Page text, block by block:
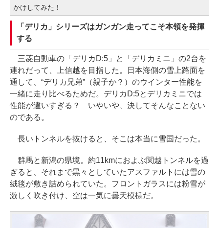
かけしてみた！
「デリカ」シリーズはガンガン走ってこそ本領を発揮
する
三菱自動車の「デリカD:5」と「デリカミニ」の2台を
連れだって、上信越を目指した。日本海側の雪上路面を
通して、“デリカ兄弟”（親子か？）のウインター性能を
一緒に走り比べるためだ。デリカD:5とデリカミニでは
性能が違いすぎる？ いやいや、決してそんなことない
のである。
長いトンネルを抜けると、そこは本当に雪国だった。
群馬と新潟の県境。約11kmにおよぶ関越トンネルを過
ぎると、それまで黒々としていたアスファルトには雪の
絨毯が敷き詰められていた。フロントガラスには粉雪が
激しく吹き付け、空は一気に曇天模様だ。